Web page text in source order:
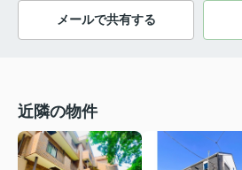
メールで共有する
近隣の物件